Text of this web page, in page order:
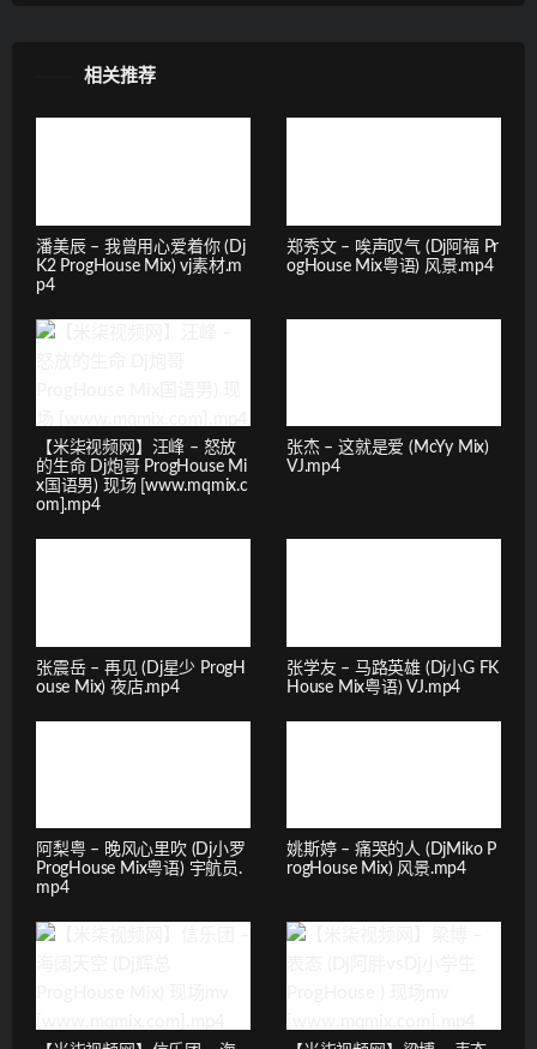
相关推荐
潘美辰 – 我曾用心爱着你 (Dj
K2 ProgHouse Mix) vj素材.m
p4
郑秀文 – 唉声叹气 (Dj阿福 Pr
ogHouse Mix粤语) 风景.mp4
【米柒视频网】汪峰 – 怒放
的生命 Dj炮哥 ProgHouse Mi
x国语男) 现场 [www.mqmix.c
om].mp4
张杰 – 这就是爱 (McYy Mix)
VJ.mp4
张震岳 – 再见 (Dj星少 ProgH
ouse Mix) 夜店.mp4
张学友 – 马路英雄 (Dj小G FK
House Mix粤语) VJ.mp4
阿梨粤 – 晚风心里吹 (Dj小罗
ProgHouse Mix粤语) 宇航员.
mp4
姚斯婷 – 痛哭的人 (DjMiko P
rogHouse Mix) 风景.mp4